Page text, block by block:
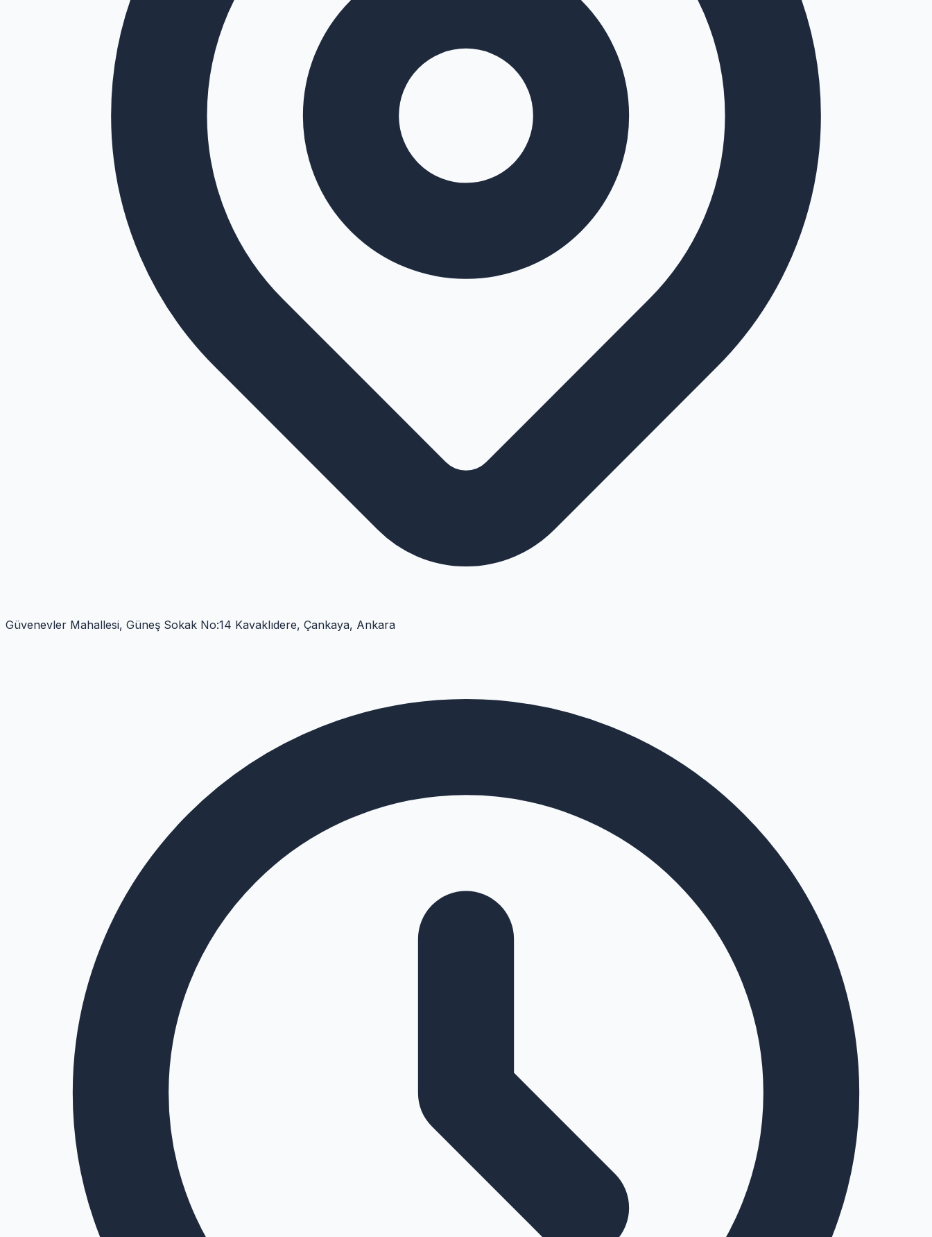
Güvenevler Mahallesi, Güneş Sokak No:14 Kavaklıdere, Çankaya, Ankara